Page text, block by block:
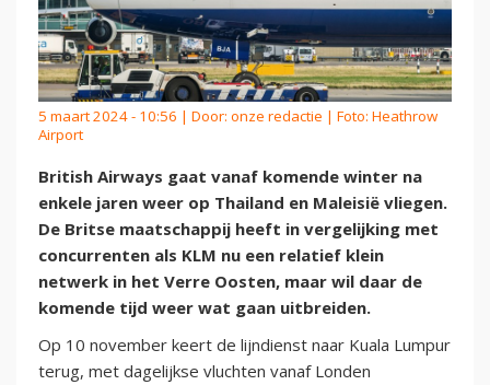
5 maart 2024 - 10:56 | Door: onze redactie | Foto: Heathrow
Airport
British Airways gaat vanaf komende winter na
enkele jaren weer op Thailand en Maleisië vliegen.
De Britse maatschappij heeft in vergelijking met
concurrenten als KLM nu een relatief klein
netwerk in het Verre Oosten, maar wil daar de
komende tijd weer wat gaan uitbreiden.
Op 10 november keert de lijndienst naar Kuala Lumpur
terug, met dagelijkse vluchten vanaf Londen